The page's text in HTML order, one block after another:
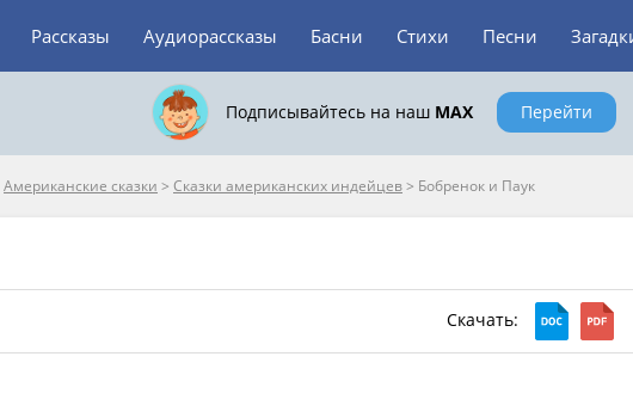
Рассказы Аудиорассказы Басни Стихи Песни
Подписывайтесь на наш MAX Перейти
Американские сказки > Сказки американских индейцев> Бобренок и Паук
Скачать: